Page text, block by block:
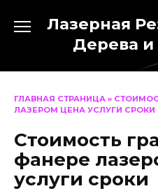
содержанию
Лазерная
Дерева и
ГЛАВНАЯ СТРАНИЦА »
ЛАЗЕРОМ ЦЕНА УСЛУГИ СРОКИ
Стоимость
фанере
услуги сроки